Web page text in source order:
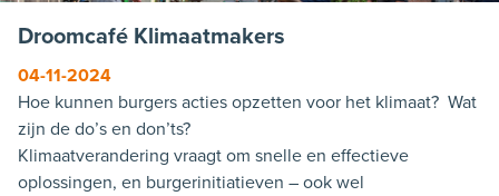
Droomcafé Klimaatmakers
04-11-2024
Hoe kunnen burgers acties opzetten voor het klimaat? Wat
zijn de do’s en don’ts?
Klimaatverandering vraagt om snelle en effectieve
oplossingen, en burgerinitiatieven – ook wel